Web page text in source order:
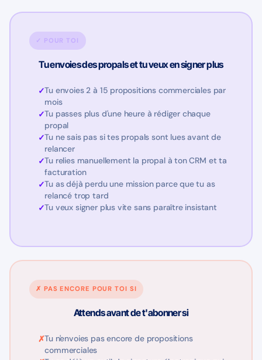
✓ POUR TOI
Tu envoies des propals et tu veux en signer plus
Tu envoies 2 à 15 propositions commerciales par
mois
Tu passes plus d'une heure à rédiger chaque
propal
Tu ne sais pas si tes propals sont lues avant de
relancer
Tu relies manuellement la propal à ton CRM et ta
facturation
Tu as déjà perdu une mission parce que tu as
relancé trop tard
Tu veux signer plus vite sans paraître insistant
✗ PAS ENCORE POUR TOI SI
Attends avant de t'abonner si
Tu n'envoies pas encore de propositions
commerciales